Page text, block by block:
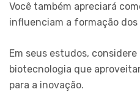
Você também apreciará
influenciam a formação dos
Em seus estudos,
biotecnologia que
para a inovação.